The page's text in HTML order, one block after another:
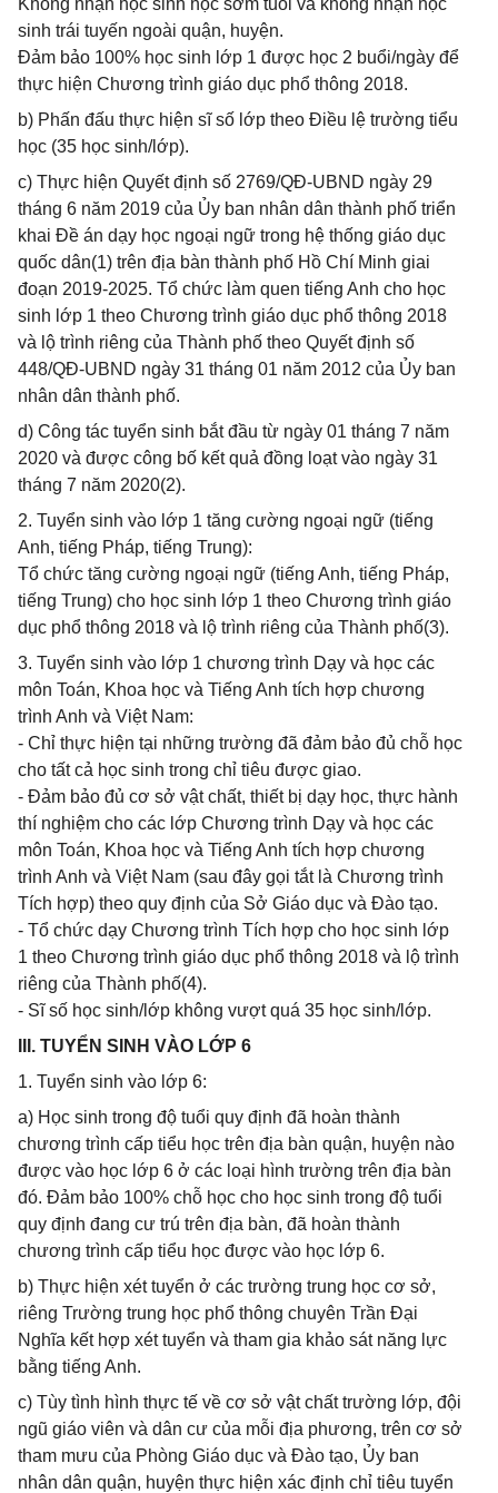
Không nhận học sinh học sớm tuổi và không nhận học
sinh trái tuyến ngoài quận, huyện.
Đảm bảo 100% học sinh lớp 1 được học 2 buổi/ngày để
thực hiện Chương trình giáo dục phổ thông 2018.
b) Phấn đấu thực hiện sĩ số lớp theo Điều lệ trường tiểu
học (35 học sinh/lớp).
c) Thực hiện Quyết định số 2769/QĐ-UBND ngày 29
tháng 6 năm 2019 của Ủy ban nhân dân thành phố triển
khai Đề án dạy học ngoại ngữ trong hệ thống giáo dục
quốc dân(1) trên địa bàn thành phố Hồ Chí Minh giai
đoạn 2019-2025. Tổ chức làm quen tiếng Anh cho học
sinh lớp 1 theo Chương trình giáo dục phổ thông 2018
và lộ trình riêng của Thành phố theo Quyết định số
448/QĐ-UBND ngày 31 tháng 01 năm 2012 của Ủy ban
nhân dân thành phố.
d) Công tác tuyển sinh bắt đầu từ ngày 01 tháng 7 năm
2020 và được công bố kết quả đồng loạt vào ngày 31
tháng 7 năm 2020(2).
2. Tuyển sinh vào lớp 1 tăng cường ngoại ngữ (tiếng
Anh, tiếng Pháp, tiếng Trung):
Tổ chức tăng cường ngoại ngữ (tiếng Anh, tiếng Pháp,
tiếng Trung) cho học sinh lớp 1 theo Chương trình giáo
dục phổ thông 2018 và lộ trình riêng của Thành phố(3).
3. Tuyển sinh vào lớp 1 chương trình Dạy và học các
môn Toán, Khoa học và Tiếng Anh tích hợp chương
trình Anh và Việt Nam:
- Chỉ thực hiện tại những trường đã đảm bảo đủ chỗ học
cho tất cả học sinh trong chỉ tiêu được giao.
- Đảm bảo đủ cơ sở vật chất, thiết bị dạy học, thực hành
thí nghiệm cho các lớp Chương trình Dạy và học các
môn Toán, Khoa học và Tiếng Anh tích hợp chương
trình Anh và Việt Nam (sau đây gọi tắt là Chương trình
Tích hợp) theo quy định của Sở Giáo dục và Đào tạo.
- Tổ chức dạy Chương trình Tích hợp cho học sinh lớp
1 theo Chương trình giáo dục phổ thông 2018 và lộ trình
riêng của Thành phố(4).
- Sĩ số học sinh/lớp không vượt quá 35 học sinh/lớp.
III. TUYỂN SINH VÀO LỚP 6
1. Tuyển sinh vào lớp 6:
a) Học sinh trong độ tuổi quy định đã hoàn thành
chương trình cấp tiểu học trên địa bàn quận, huyện nào
được vào học lớp 6 ở các loại hình trường trên địa bàn
đó. Đảm bảo 100% chỗ học cho học sinh trong độ tuổi
quy định đang cư trú trên địa bàn, đã hoàn thành
chương trình cấp tiểu học được vào học lớp 6.
b) Thực hiện xét tuyển ở các trường trung học cơ sở,
riêng Trường trung học phổ thông chuyên Trần Đại
Nghĩa kết hợp xét tuyển và tham gia khảo sát năng lực
bằng tiếng Anh.
c) Tùy tình hình thực tế về cơ sở vật chất trường lớp, đội
ngũ giáo viên và dân cư của mỗi địa phương, trên cơ sở
tham mưu của Phòng Giáo dục và Đào tạo, Ủy ban
nhân dân quận, huyện thực hiện xác định chỉ tiêu tuyển